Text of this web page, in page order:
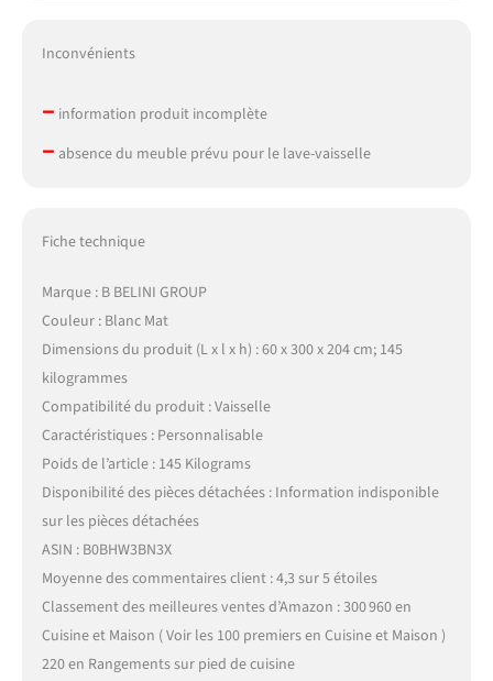
Inconvénients
– information produit incomplète
– absence du meuble prévu pour le lave-vaisselle
Fiche technique
Marque : B BELINI GROUP
Couleur : Blanc Mat
Dimensions du produit (L x l x h) : 60 x 300 x 204 cm; 145
kilogrammes
Compatibilité du produit : Vaisselle
Caractéristiques : Personnalisable
Poids de l’article : 145 Kilograms
Disponibilité des pièces détachées : Information indisponible
sur les pièces détachées
ASIN : B0BHW3BN3X
Moyenne des commentaires client : 4,3 sur 5 étoiles
Classement des meilleures ventes d’Amazon : 300 960 en
Cuisine et Maison ( Voir les 100 premiers en Cuisine et Maison )
220 en Rangements sur pied de cuisine